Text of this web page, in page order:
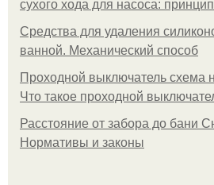
сухого хода для насоса:
Средства для удаления
ванной. Механический способ
Проходной выключатель схема
Что такое проходной
Расстояние от забора до бани
Нормативы и законы